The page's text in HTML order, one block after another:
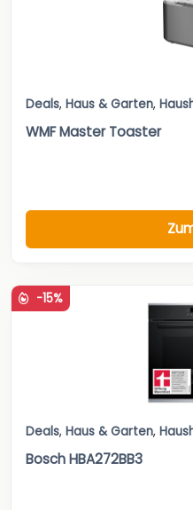
Deals, Haus & Garten,
WMF Master Toaster
-15%
Deals, Haus & Garten,
Bosch HBA272BB3